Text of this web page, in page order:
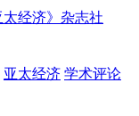
太经济》杂志社
亚太经济 学术评论